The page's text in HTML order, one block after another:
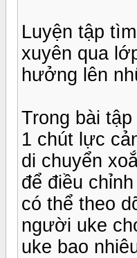
Luyện tập
xuyên qua
hưởng lên
Trong bài
1 chút lực
di chuyển
để điều
có thể theo
người uke
uke bao